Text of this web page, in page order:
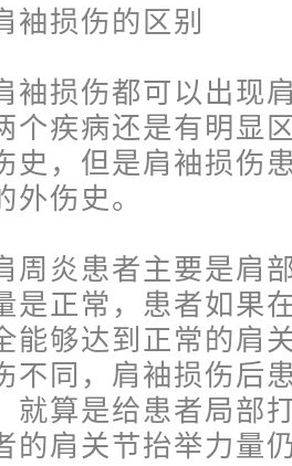
袖损伤的区别
袖损伤都可以出现
个疾病还是有明显
史，但是肩袖损伤
伤史。
周炎患者主要是肩
是正常，患者如果
能够达到正常的肩
不同，肩袖损伤后
就算是给患者局部
的肩关节抬举力量